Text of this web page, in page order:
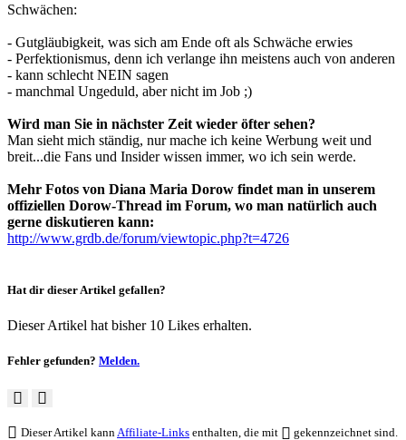
Schwächen:
- Gutgläubigkeit, was sich am Ende oft als Schwäche erwies
- Perfektionismus, denn ich verlange ihn meistens auch von anderen
- kann schlecht NEIN sagen
- manchmal Ungeduld, aber nicht im Job ;)
Wird man Sie in nächster Zeit wieder öfter sehen?
Man sieht mich ständig, nur mache ich keine Werbung weit und
breit...die Fans und Insider wissen immer, wo ich sein werde.
Mehr Fotos von Diana Maria Dorow findet man in unserem
offiziellen Dorow-Thread im Forum, wo man natürlich auch
gerne diskutieren kann:
http://www.grdb.de/forum/viewtopic.php?t=4726
Hat dir dieser Artikel gefallen?
Dieser Artikel hat bisher 10 Likes erhalten.
Fehler gefunden? Melden.
Dieser Artikel kann Affiliate-Links enthalten, die mit
gekennzeichnet sind.